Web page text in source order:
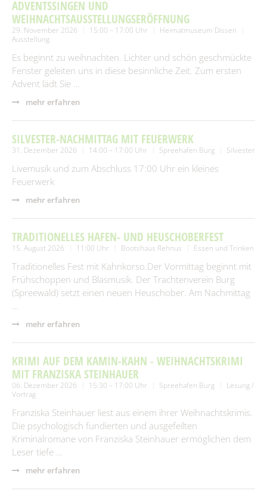
Fundtiere
Zahlen & Statistik
Formularservice
Spielplätze
Spenden & Sponsoring
Tourismus
ADVENTSSINGEN UND
WEIHNACHTSAUSSTELLUNGSERÖFFNUNG
29. November 2026 15:00 – 17:00 Uhr
Heimatmuseum Dissen
Ausstellung
Es beginnt zu weihnachten. Lichter und schön geschmückte
Fenster geleiten uns in diese besinnliche Zeit. Zum ersten
Advent lädt Sie …
mehr erfahren
SILVESTER-NACHMITTAG MIT FEUERWERK
31. Dezember 2026 14:00 – 17:00 Uhr Spreehafen Burg Silvester
Livemusik und zum Abschluss 17:00 Uhr ein kleines
Feuerwerk
mehr erfahren
TRADITIONELLES HAFEN- UND HEUSCHOBERFEST
15. August 2026 11:00 Uhr Bootshaus Rehnus Essen und Trinken
Traditionelles Fest mit Kahnkorso.Der Vormittag beginnt mit
Frühschoppen und Blasmusik. Der Trachtenverein Burg
(Spreewald) setzt einen neuen Heuschober. Am Nachmittag
…
mehr erfahren
KRIMI AUF DEM KAMIN-KAHN - WEIHNACHTSKRIMI
MIT FRANZISKA STEINHAUER
06. Dezember 2026 15:30 – 17:00 Uhr Spreehafen Burg
Lesung /
Vortrag
Franziska Steinhauer liest aus einem ihrer Weihnachtskrimis.
Die psychologisch fundierten und ausgefeilten
Kriminalromane von Franziska Steinhauer ermöglichen dem
Leser tiefe …
mehr erfahren
SUCHEN